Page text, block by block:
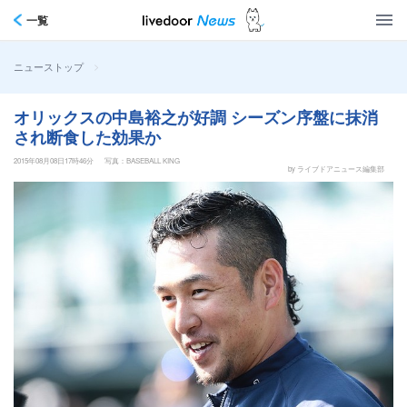
一覧
ニューストップ >
オリックスの中島裕之が好調 シーズン序盤に抹消
され断食した効果か
2015年08月08日17時46分
写真：BASEBALL KING
by ライブドアニュース編集部